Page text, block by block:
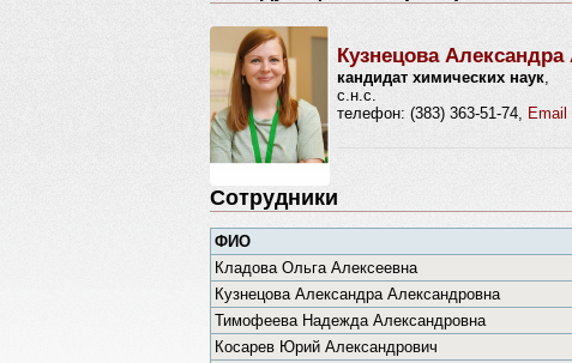
Кузнецова
кандидат химических наук,
с.н.с.
телефон: (383) 363-51-74, Email
Сотрудники
ФИО
Кладова Ольга Алексеевна
Кузнецова Александра Александровна
Тимофеева Надежда Александровна
Косарев Юрий Александрович